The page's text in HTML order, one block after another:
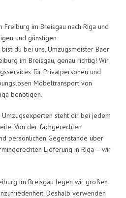
im Breisgau nach Riga und
und günstigen
du bei uns, Umzugsmeister Baer
im Breisgau, genau richtig! Wir
für Privatpersonen und
Möbeltransport von
benötigen.
steht dir bei jedem
Von der fachgerechten
persönlichen Gegenstände über
Lieferung in Riga – wir
im Breisgau legen wir großen
Deshalb verwenden